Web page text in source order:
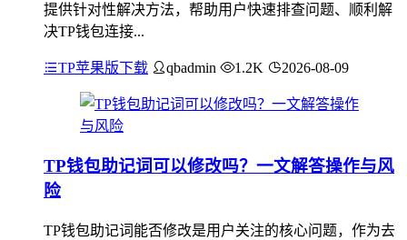
提供针对性解决方法，帮助用户快速排查问题、顺利解
决TP钱包连接...
TP苹果版下载 qbadmin 1.2K 2026-08-09
TP钱包助记词可以修改吗？一文解答操作与风
险
TP钱包助记词能否修改是用户关注的核心问题，作为去